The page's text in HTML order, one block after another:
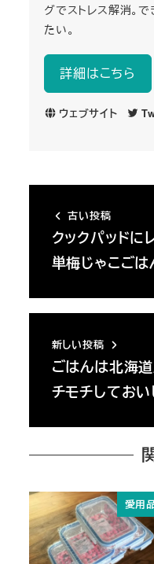
グでストレス解消。
たい。
詳細はこちら
ウェブサイト
古い投稿
クックパッドに
単梅じゃこごは
新しい投稿
ごはんは北海道
チモチしておい
愛用